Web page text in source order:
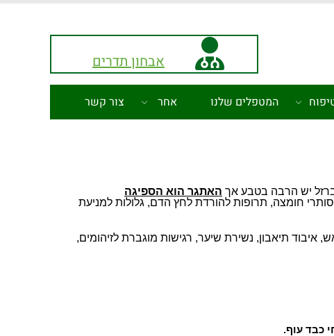
אבחון תדרים
המטפלים שלנו אחר צור קשר
יש הרבה בטבע אך האתגר הוא הספיגה
חומצה, תרופות להורדת לחץ הדם, גלולות למניעת
תיאבון, נשירת שיער, רגישות מוגברת לזיהומים,
כבד עוף.